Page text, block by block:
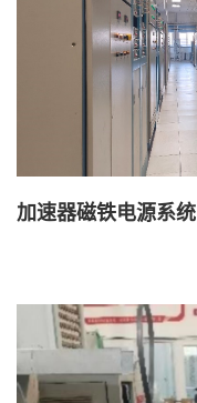
加速器磁铁电源系统